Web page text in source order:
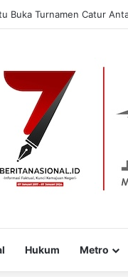
Buka Turnamen Catur
Hukum Metro